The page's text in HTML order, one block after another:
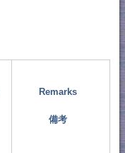
Remarks
備考